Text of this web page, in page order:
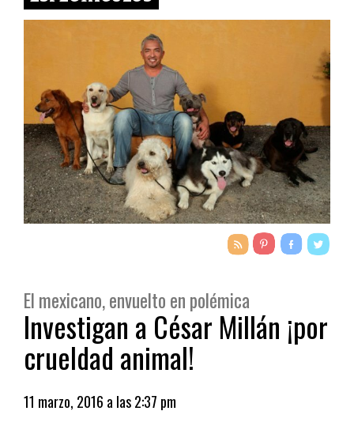
El mexicano, envuelto en polémica
Investigan a César Millán ¡por
crueldad animal!
11 marzo, 2016 a las 2:37 pm